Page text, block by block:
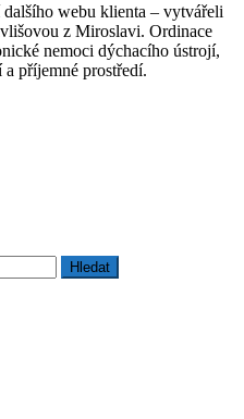
dalšího webu klienta – vytvářeli
z Miroslavi. Ordinace
nemoci dýchacího ústrojí,
a příjemné prostředí.